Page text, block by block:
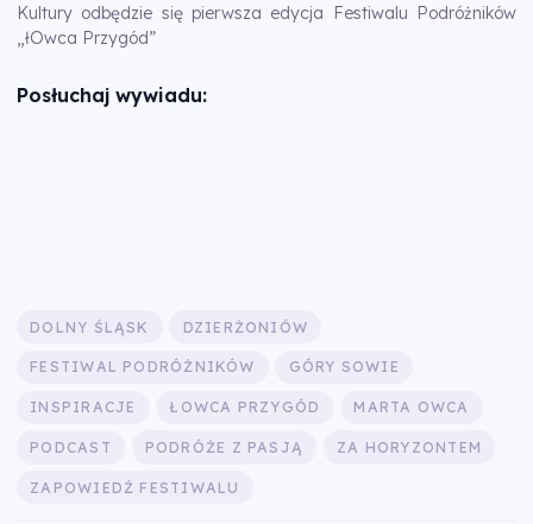
Kultury odbędzie się pierwsza edycja Festiwalu Podróżników
„łOwca Przygód”
Posłuchaj wywiadu:
DOLNY ŚLĄSK DZIERŻONIÓW
FESTIWAL PODRÓŻNIKÓW GÓRY SOWIE
INSPIRACJE ŁOWCA PRZYGÓD MARTA OWCA
PODCAST PODRÓŻE Z PASJĄ ZA HORYZONTEM
ZAPOWIEDŹ FESTIWALU